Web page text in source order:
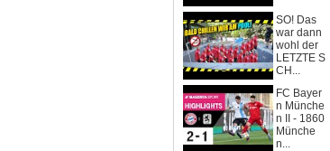
SO! Das
war dann
wohl der
LETZTE S
CH...
FC Bayer
n Münche
n II - 1860
Münche
n...